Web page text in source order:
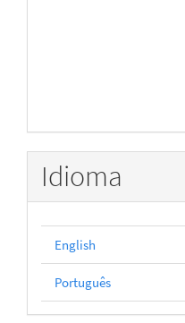
Idioma
English
Português